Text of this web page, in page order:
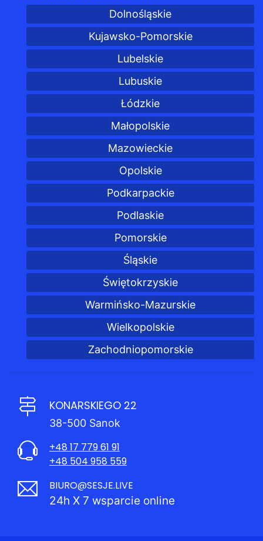
Dolnośląskie
Kujawsko-Pomorskie
Lubelskie
Lubuskie
Łódzkie
Małopolskie
Mazowieckie
Opolskie
Podkarpackie
Podlaskie
Pomorskie
Śląskie
Świętokrzyskie
Warmińsko-Mazurskie
Wielkopolskie
Zachodniopomorskie
KONARSKIEGO 22
38-500 Sanok
+48 17 779 61 91
+48 504 958 559
BIURO@SESJE.LIVE
24h X 7 wsparcie online